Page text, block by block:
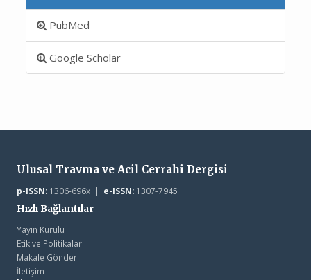
PubMed
Google Scholar
Ulusal Travma ve Acil Cerrahi Dergisi
p-ISSN:1306-696x | e-ISSN:1307-7945
Hızlı Bağlantılar
Yayın Kurulu
Etik ve Politikalar
Makale Gönder
İletişim